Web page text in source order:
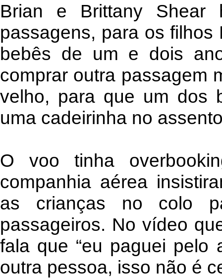
Brian e Brittany Shear
passagens, para os
bebês de um e dois
comprar outra passagem
velho, para que um dos
uma cadeirinha no
O voo tinha
companhia aérea
as crianças no colo
passageiros. No vídeo
fala que “eu paguei pelo
outra pessoa, isso não é